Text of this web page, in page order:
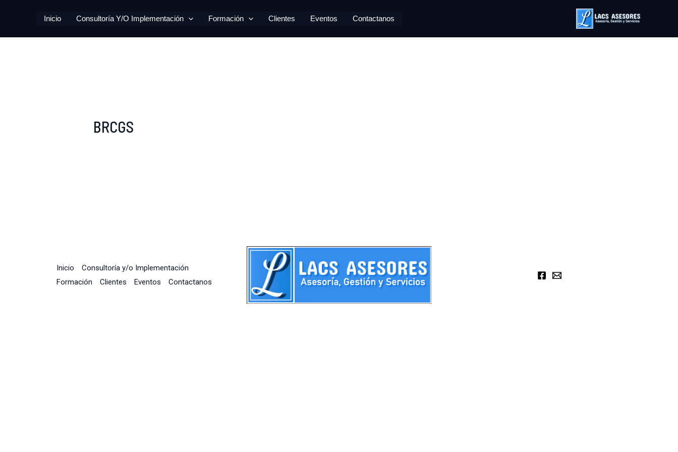
contenido
Inicio Consultoría Y/o Implementación Formación Clientes Eventos Contactanos
BRCGS
Inicio
Consultoría y/o Implementación
Formación
Clientes Eventos Contactanos